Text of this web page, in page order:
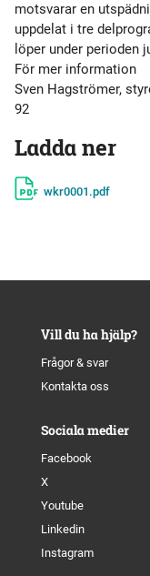
motsvarar en
uppdelat i tre
löper under perioden
För mer information
Sven Hagströmer,
Ladda ner
wkr0001.pdf
Vill du ha hjälp?
Frågor & svar
Kontakta oss
Sociala medier
Facebook
X
Youtube
Linkedin
Instagram